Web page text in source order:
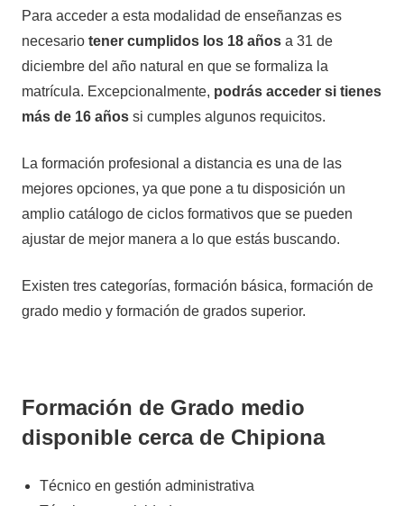
Para acceder a esta modalidad de enseñanzas es
necesario tener cumplidos los 18 años a 31 de
diciembre del año natural en que se formaliza la
matrícula. Excepcionalmente, podrás acceder si tienes
más de 16 años si cumples algunos requicitos.
La formación profesional a distancia es una de las
mejores opciones, ya que pone a tu disposición un
amplio catálogo de ciclos formativos que se pueden
ajustar de mejor manera a lo que estás buscando.
Existen tres categorías, formación básica, formación de
grado medio y formación de grados superior.
Formación de Grado medio
disponible cerca de Chipiona
Técnico en gestión administrativa